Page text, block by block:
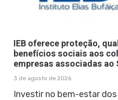
IEB oferece proteção,
benefícios sociais aos
empresas associadas ao
3 de agosto de 2026
Investir no bem-estar